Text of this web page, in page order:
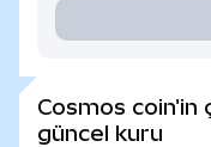
Cosmos coin'in
güncel kuru